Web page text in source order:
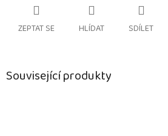
ZEPTAT SE HLÍDAT SDÍLET
Související produkty